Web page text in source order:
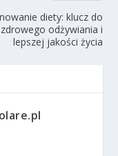
diety: klucz do
zdrowego odżywiania i
lepszej jakości życia